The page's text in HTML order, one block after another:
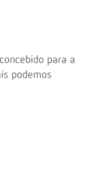
para a
podemos